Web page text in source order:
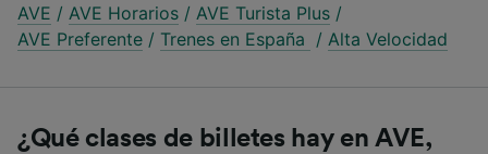
AVE / AVE Horarios / AVE Turista Plus /
AVE Preferente / Trenes en España / Alta Velocidad
¿Qué clases de billetes hay en AVE,